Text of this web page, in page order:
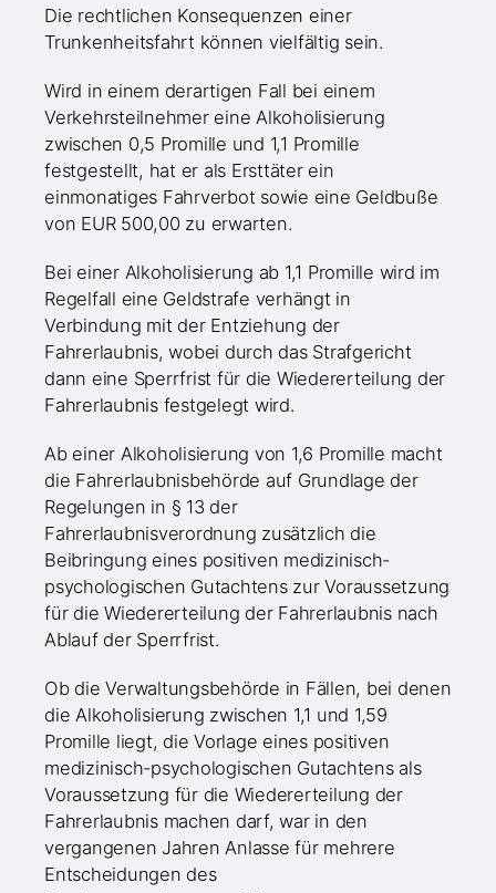
Die rechtlichen Konsequenzen einer
Trunkenheitsfahrt können vielfältig sein.
Wird in einem derartigen Fall bei einem
Verkehrsteilnehmer eine Alkoholisierung
zwischen 0,5 Promille und 1,1 Promille
festgestellt, hat er als Ersttäter ein
einmonatiges Fahrverbot sowie eine Geldbuße
von EUR 500,00 zu erwarten.
Bei einer Alkoholisierung ab 1,1 Promille wird im
Regelfall eine Geldstrafe verhängt in
Verbindung mit der Entziehung der
Fahrerlaubnis, wobei durch das Strafgericht
dann eine Sperrfrist für die Wiedererteilung der
Fahrerlaubnis festgelegt wird.
Ab einer Alkoholisierung von 1,6 Promille macht
die Fahrerlaubnisbehörde auf Grundlage der
Regelungen in § 13 der
Fahrerlaubnisverordnung zusätzlich die
Beibringung eines positiven medizinisch-
psychologischen Gutachtens zur Voraussetzung
für die Wiedererteilung der Fahrerlaubnis nach
Ablauf der Sperrfrist.
Ob die Verwaltungsbehörde in Fällen, bei denen
die Alkoholisierung zwischen 1,1 und 1,59
Promille liegt, die Vorlage eines positiven
medizinisch-psychologischen Gutachtens als
Voraussetzung für die Wiedererteilung der
Fahrerlaubnis machen darf, war in den
vergangenen Jahren Anlasse für mehrere
Entscheidungen des